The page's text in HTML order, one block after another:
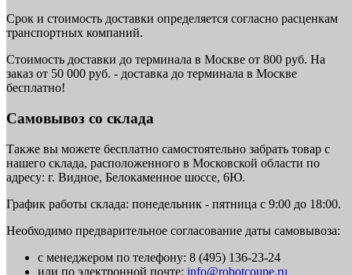
Срок и стоимость доставки определяется согласно расценкам
транспортных компаний.
Стоимость доставки до терминала в Москве от 800 руб. На
заказ от 50 000 руб. - доставка до терминала в Москве
бесплатно!
Самовывоз со склада
Также вы можете бесплатно самостоятельно забрать товар с
нашего склада, расположенного в Московской области по
адресу: г. Видное, Белокаменное шоссе, 6Ю.
График работы склада: понедельник - пятница с 9:00 до 18:00.
Необходимо предварительное согласование даты самовывоза:
с менеджером по телефону: 8 (495) 136-23-24
или по электронной почте: info@robotcoupe.ru